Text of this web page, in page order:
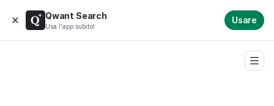
Qwant Search
Usa l'app subito!
Usare